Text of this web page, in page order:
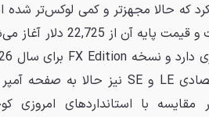
معرفی کرد که حالا مجهزتر و کمی
با افزایش قیمت اندکی همراه
مقایسه با استانداردهای